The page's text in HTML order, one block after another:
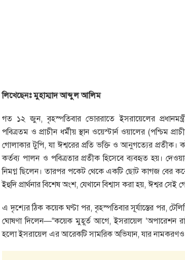
লিখেছেনঃ মুহাম্মাদ আব্দুল আলিম
গত ১২ জুন, বৃহস্পতিবার ভোররাতে ইসরায়েলের
পবিত্রতম ও প্রাচীন ধর্মীয় স্থান ওয়েস্টার্ন ওয়ালের (পশ্চিম
গোলাকার টুপি, যা ঈশ্বরের প্রতি ভক্তি ও আনুগত্যের প্রতীক।
কর্তব্য পালন ও পবিত্রতার প্রতীক হিসেবে ব্যবহৃত হয়।
নিমগ্ন ছিলেন। তারপর পকেট থেকে একটি ছোট কাগজ বের
ইহুদি প্রার্থনার বিশেষ অংশ, যেখানে বিশ্বাস করা হয়, ঈশ্বর
এ দৃশ্যের ঠিক কয়েক ঘণ্টা পর, বৃহস্পতিবার সূর্যাস্তের পর,
ঘোষণা দিলেন—“কয়েক মুহূর্ত আগে, ইসরায়েল ‘অপারেশন
হলো ইসরায়েল এর আরেকটি সামরিক অভিযান, যার নামকরণও